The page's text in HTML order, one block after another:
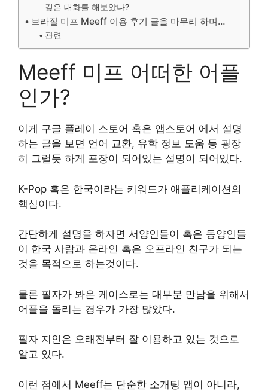
깊은 대화를 해보았나?
브라질 미프 Meeff 이용 후기 글을 마무리 하며…
관련
Meeff 미프 어떠한 어플
인가?
이게 구글 플레이 스토어 혹은 앱스토어 에서 설명
하는 글을 보면 언어 교환, 유학 정보 도움 등 굉장
히 그럴듯 하게 포장이 되어있는 설명이 되어있다.
K-Pop 혹은 한국이라는 키워드가 애플리케이션의
핵심이다.
간단하게 설명을 하자면 서양인들이 혹은 동양인들
이 한국 사람과 온라인 혹은 오프라인 친구가 되는
것을 목적으로 하는것이다.
물론 필자가 봐온 케이스로는 대부분 만남을 위해서
어플을 돌리는 경우가 가장 많았다.
필자 지인은 오래전부터 잘 이용하고 있는 것으로
알고 있다.
이런 점에서 Meeff는 단순한 소개팅 앱이 아니라,